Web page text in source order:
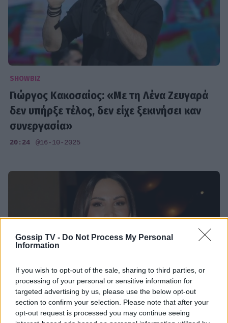
Gossip TV - Do Not Process My Personal
Information
If you wish to opt-out of the sale, sharing to third parties, or
processing of your personal or sensitive information for
targeted advertising by us, please use the below opt-out
section to confirm your selection. Please note that after your
opt-out request is processed you may continue seeing
SHOWBIZ
Γιώργος Κακοσαίος: «Με τη Λένα Ζευγαρά
δεν υπήρξε τέλος, δεν είχε ξεκινήσει καν
συνεργασία»
20:24 @16-10-2025
SHOWBIZ